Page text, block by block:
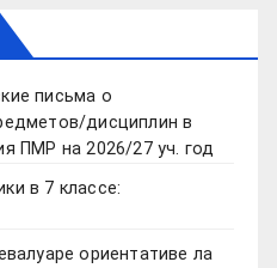
письма о
дисциплин в
ПМР на 2026/27 уч. год
в 7 классе:
ориентативе ла